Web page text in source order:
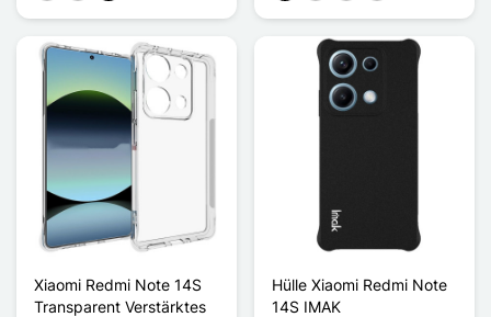
Xiaomi Redmi Note 14S
Transparent Verstärktes
Hülle Xiaomi Redmi Note
14S IMAK